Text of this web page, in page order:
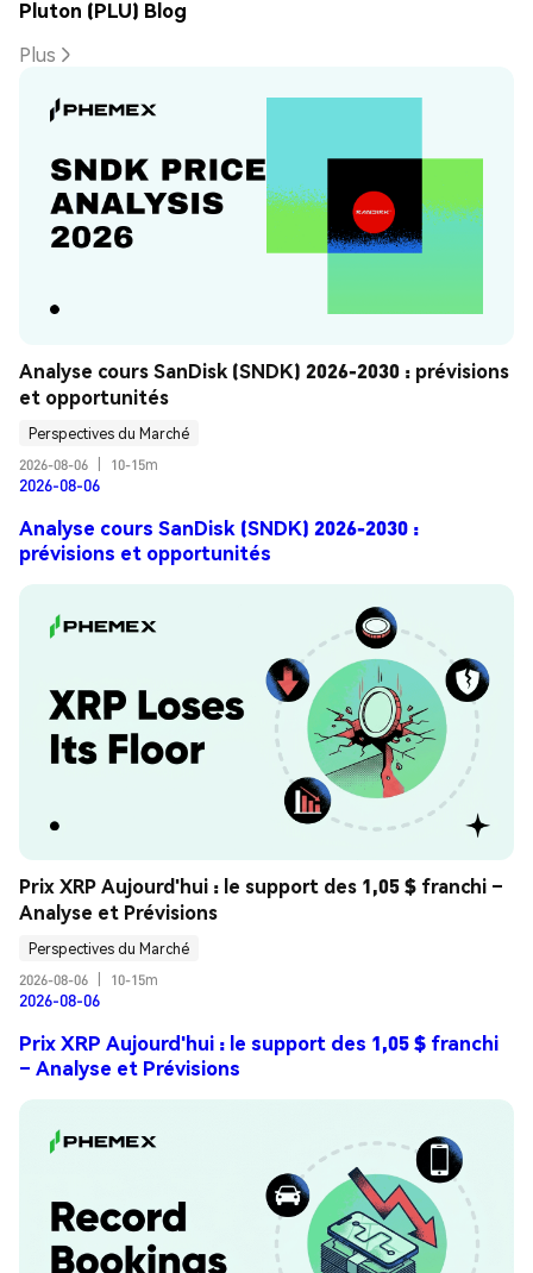
Pluton (PLU) Blog
Plus
Analyse cours SanDisk (SNDK) 2026-2030 : prévisions
et opportunités
Perspectives du Marché
2026-08-06
10-15m
2026-08-06
Analyse cours SanDisk (SNDK) 2026-2030 :
prévisions et opportunités
Prix XRP Aujourd'hui : le support des 1,05 $ franchi –
Analyse et Prévisions
Perspectives du Marché
2026-08-06
10-15m
2026-08-06
Prix XRP Aujourd'hui : le support des 1,05 $ franchi
– Analyse et Prévisions